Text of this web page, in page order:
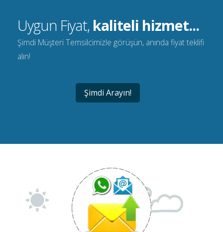
Uygun Fiyat, kaliteli hizmet...
Şimdi Müşteri Temsilcimizle görüşün, anında fiyat teklifi
alın!
Şimdi Arayın!